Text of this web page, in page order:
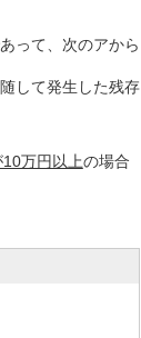
って、次のアから
して発生した残存
万円以上の場合